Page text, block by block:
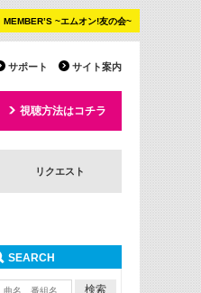
MEMBER’S ~エムオン!友の会~
サイト案内
サポート
視聴方法はコチラ
リクエスト
SEARCH